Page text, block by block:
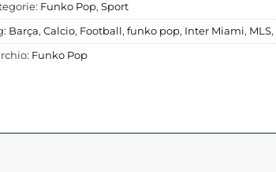
Funko Pop, Sport
Barça, Calcio, Football, funko pop, Inter Miami, MLS,
Funko Pop